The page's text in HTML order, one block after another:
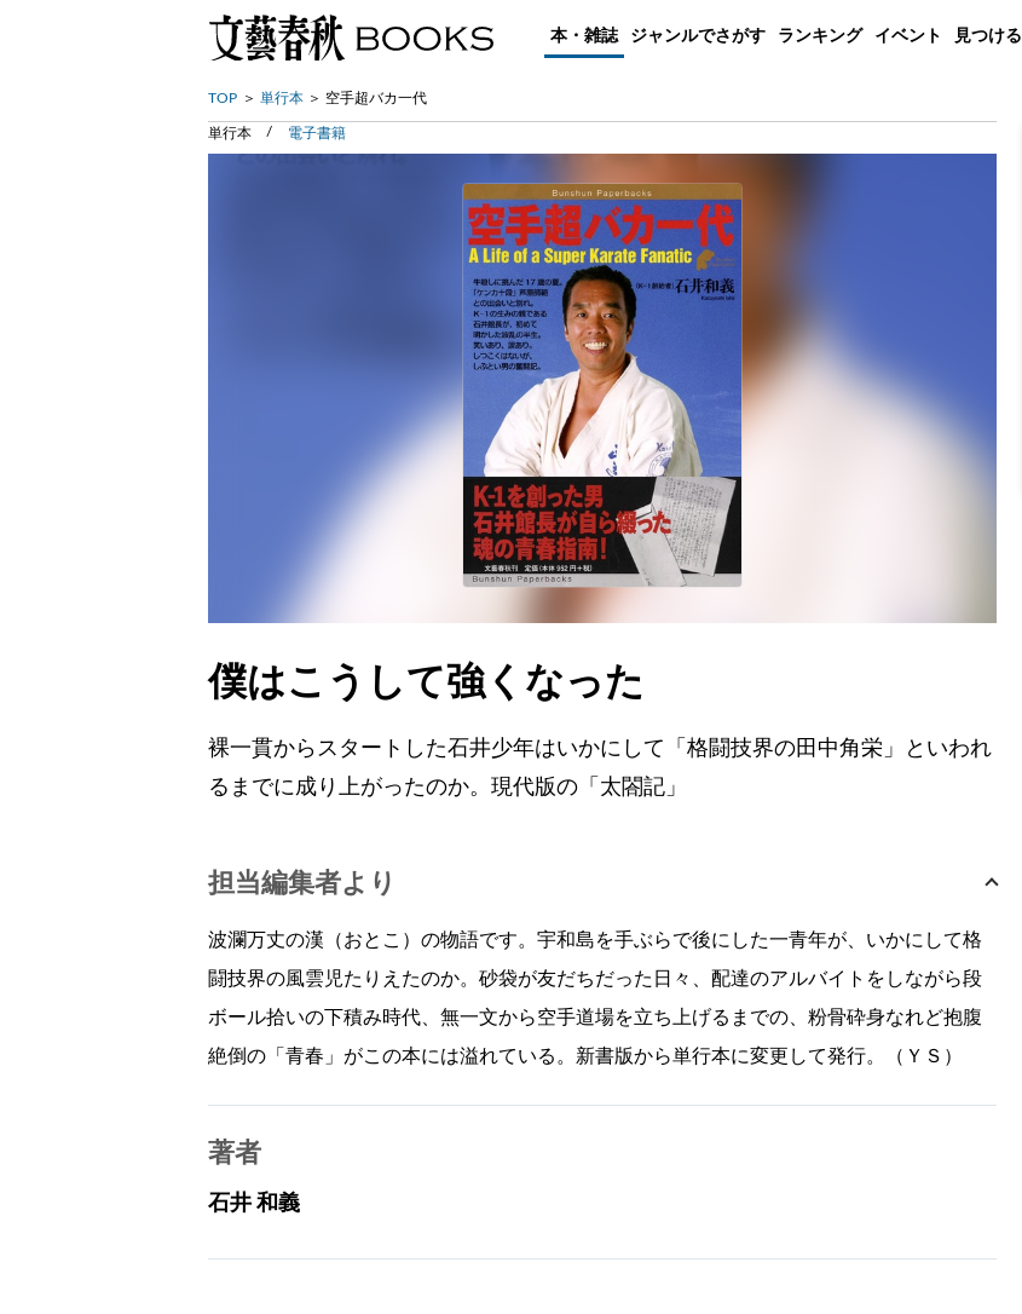
本・雑誌 ジャンルでさがす ランキング イベント 見つける
TOP 単行本 空手超バカ一代
単行本 電子書籍
僕はこうして強くなった
裸一貫からスタートした石井少年はいかにして「格闘技界の田中角栄」といわれ
るまでに成り上がったのか。現代版の「太閤記」
担当編集者より
波瀾万丈の漢（おとこ）の物語です。宇和島を手ぶらで後にした一青年が、いかにして格
闘技界の風雲児たりえたのか。砂袋が友だちだった日々、配達のアルバイトをしながら段
ボール拾いの下積み時代、無一文から空手道場を立ち上げるまでの、粉骨砕身なれど抱腹
絶倒の「青春」がこの本には溢れている。新書版から単行本に変更して発行。（ＹＳ）
著者
石井 和義